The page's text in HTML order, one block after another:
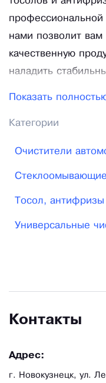
профессиональной
нами позволит вам
качественную
наладить
изготовить
импортное сырье
линейка
и улучшением
Показать
Категории
Очистители
Тосол, антифризы
Универсальные
Контакты
Адрес:
г. Новокузнецк, ул.